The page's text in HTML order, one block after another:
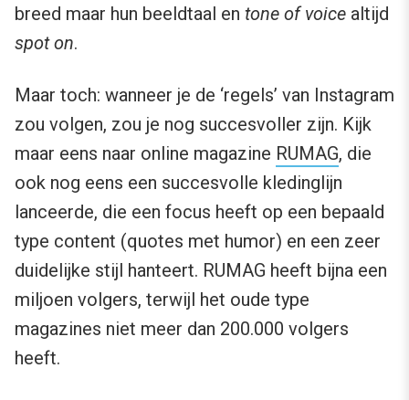
breed maar hun beeldtaal en tone of voice altijd
spot on.
Maar toch: wanneer je de ‘regels’ van Instagram
zou volgen, zou je nog succesvoller zijn. Kijk
maar eens naar online magazine RUMAG, die
ook nog eens een succesvolle kledinglijn
lanceerde, die een focus heeft op een bepaald
type content (quotes met humor) en een zeer
duidelijke stijl hanteert. RUMAG heeft bijna een
miljoen volgers, terwijl het oude type
magazines niet meer dan 200.000 volgers
heeft.